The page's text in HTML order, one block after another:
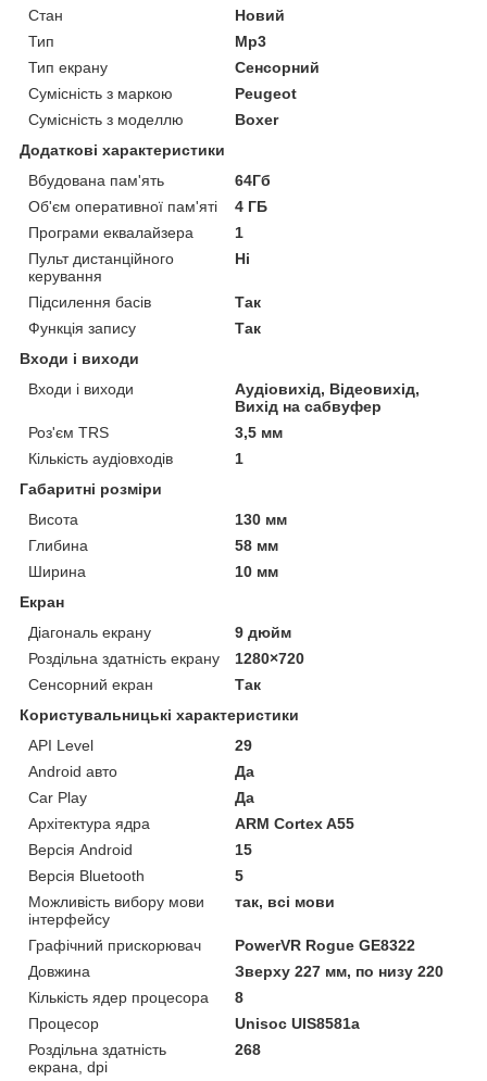
Стан
Новий
Тип
Mp3
Тип екрану
Сенсорний
Сумісність з маркою
Peugeot
Сумісність з моделлю
Boxer
Додаткові характеристики
Вбудована пам'ять
64Гб
Об'єм оперативної пам'яті
4 ГБ
Програми еквалайзера
1
Пульт дистанційного
керування
Ні
Підсилення басів
Так
Функція запису
Так
Входи і виходи
Входи і виходи
Аудіовихід, Відеовихід,
Вихід на сабвуфер
Роз'єм TRS
3,5 мм
Кількість аудіовходів
1
Габаритні розміри
Висота
130 мм
Глибина
58 мм
Ширина
10 мм
Екран
Діагональ екрану
9 дюйм
Роздільна здатність екрану
1280×720
Сенсорний екран
Так
Користувальницькі характеристики
API Level
29
Android авто
Да
Car Play
Да
Архітектура ядра
ARM Cortex A55
Версія Android
15
Версія Bluetooth
5
Можливість вибору мови
інтерфейсу
так, всі мови
Графічний прискорювач
PowerVR Rogue GE8322
Довжина
Зверху 227 мм, по низу 220
Кількість ядер процесора
8
Процесор
Unisoc UIS8581a
Роздільна здатність
екрана, dpi
268